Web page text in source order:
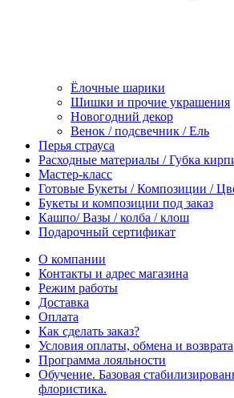
Ёлочные шарики
Шишки и прочие украшения
Новогодний декор
Венок / подсвечник / Ель
Перья страуса
Расходные материалы / Губка
Мастер-класс
Готовые Букеты / Композиции /
Букеты и композиции под заказ
Кашпо/ Вазы / колба / клош
Подарочный сертификат
О компании
Контакты и адрес магазина
Режим работы
Доставка
Оплата
Как сделать заказ?
Условия оплаты, обмена и возврата
Программа лояльности
Обучение. Базовая
флористика.